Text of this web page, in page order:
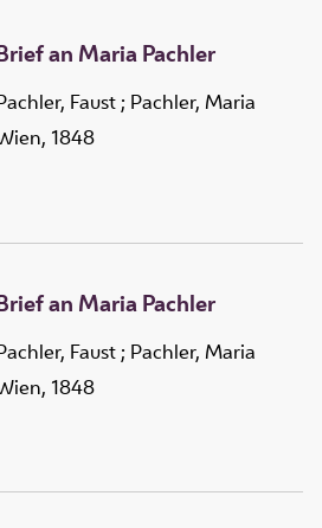
an Maria Pachler
Faust ; Pachler, Maria
1848
an Maria Pachler
Faust ; Pachler, Maria
1848